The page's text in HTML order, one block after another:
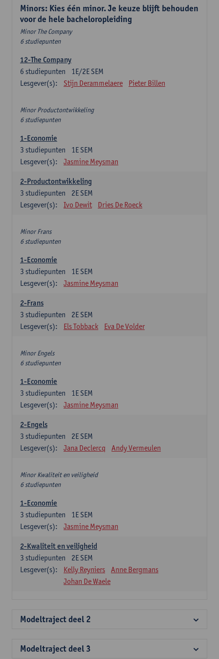
Minors: Kies één minor. Je keuze blijft behouden
voor de hele bacheloropleiding
Minor The Company
6 studiepunten
12-The Company
1E/2E SEM
6 studiepunten
Lesgever(s):
Stijn Derammelaere Pieter Billen
Minor Productontwikkeling
6 studiepunten
1-Economie
1E SEM
3 studiepunten
Lesgever(s):
Jasmine Meysman
2-Productontwikkeling
2E SEM
3 studiepunten
Lesgever(s):
Ivo Dewit Dries De Roeck
Minor Frans
6 studiepunten
1-Economie
1E SEM
3 studiepunten
Lesgever(s):
Jasmine Meysman
2-Frans
2E SEM
3 studiepunten
Lesgever(s):
Els Tobback Eva De Volder
Minor Engels
6 studiepunten
1-Economie
1E SEM
3 studiepunten
Lesgever(s):
Jasmine Meysman
2-Engels
2E SEM
3 studiepunten
Lesgever(s):
Jana Declercq Andy Vermeulen
Minor Kwaliteit en veiligheid
6 studiepunten
1-Economie
1E SEM
3 studiepunten
Lesgever(s):
Jasmine Meysman
2-Kwaliteit en veiligheid
2E SEM
3 studiepunten
Lesgever(s):
Kelly Reyniers
Anne Bergmans
Johan De Waele
Modeltraject deel 2
Modeltraject deel 3